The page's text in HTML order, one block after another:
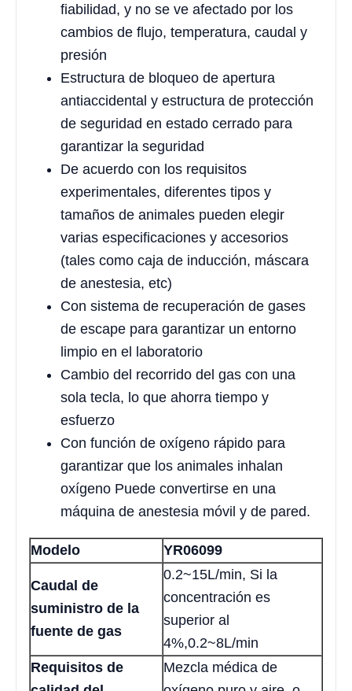
fiabilidad, y no se ve afectado por los
cambios de flujo, temperatura, caudal y
presión
Estructura de bloqueo de apertura
antiaccidental y estructura de protección
de seguridad en estado cerrado para
garantizar la seguridad
De acuerdo con los requisitos
experimentales, diferentes tipos y
tamaños de animales pueden elegir
varias especificaciones y accesorios
(tales como caja de inducción, máscara
de anestesia, etc)
Con sistema de recuperación de gases
de escape para garantizar un entorno
limpio en el laboratorio
Cambio del recorrido del gas con una
sola tecla, lo que ahorra tiempo y
esfuerzo
Con función de oxígeno rápido para
garantizar que los animales inhalan
oxígeno Puede convertirse en una
máquina de anestesia móvil y de pared.
Modelo YR06099
Caudal de
suministro de la
fuente de gas
0.2~15L/min, Si la
concentración es
superior al
4%,0.2~8L/min
Requisitos de
Mezcla médica de